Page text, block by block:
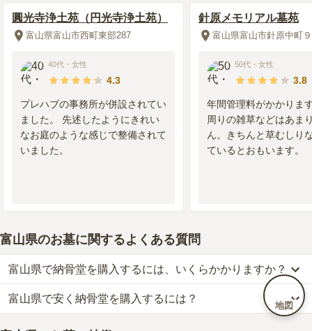
地図
圓光寺浄土苑（円光寺浄土苑）
富山県富山市西町東部287
40代 ・ 女性
4.3
プレハブの事務所が併設されてい
ました。 先述したようにきれい
なお庭のような感じで整備されて
いました。
針原メモリアル墓苑
富山県富山市針原中町
50代 ・ 女性
3.8
年間管理料がかかりま
周りの雑草などはあま
ん。きちんと草むしり
ているとおもいます。
富山県のお墓に関するよくある質問
富山県で納骨堂を購入するには、いくらかかりますか？
富山県での購入費用の目安は、納骨堂が約38万円
樹木葬・納骨堂・永代供養墓は、基本的に墓石代がかからず、永代
富山県で安く納骨堂を購入するには？